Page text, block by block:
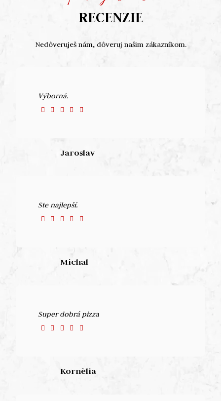
RECENZIE
Nedôveruješ nám, dôveruj našim zákazníkom.
Výborná.
Jaroslav
Ste najlepší.
Michal
Super dobrá pizza
Kornèlia